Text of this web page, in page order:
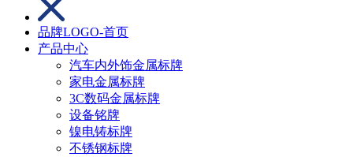
品牌LOGO-首页
产品中心
汽车内外饰金属标牌
家电金属标牌
3C数码金属标牌
设备铭牌
镍电铸标牌
不锈钢标牌